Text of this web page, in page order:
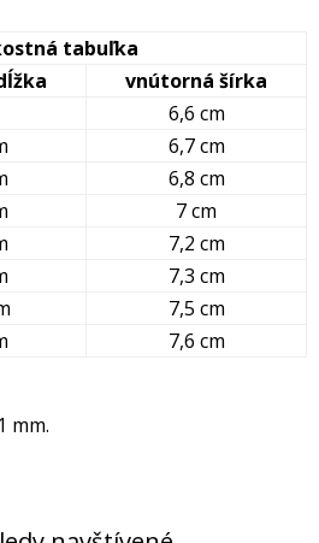
tabuľka
vnútorná šírka
6,6 cm
6,7 cm
6,8 cm
7 cm
7,2 cm
7,3 cm
7,5 cm
7,6 cm
mm.